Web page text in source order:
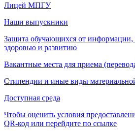
Лицей МПГУ
Наши выпускники
Защита обучающихся от
здоровью и развитию
Вакантные места для приема
Стипендии и иные виды
Доступная среда
Чтобы оценить условия
QR-код или перейдите по ссылке